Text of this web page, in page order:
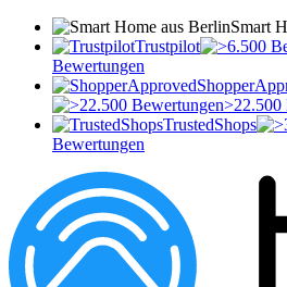
Smart
Trustpilot
Bewertungen
>22.500
TrustedShops
Bewertungen